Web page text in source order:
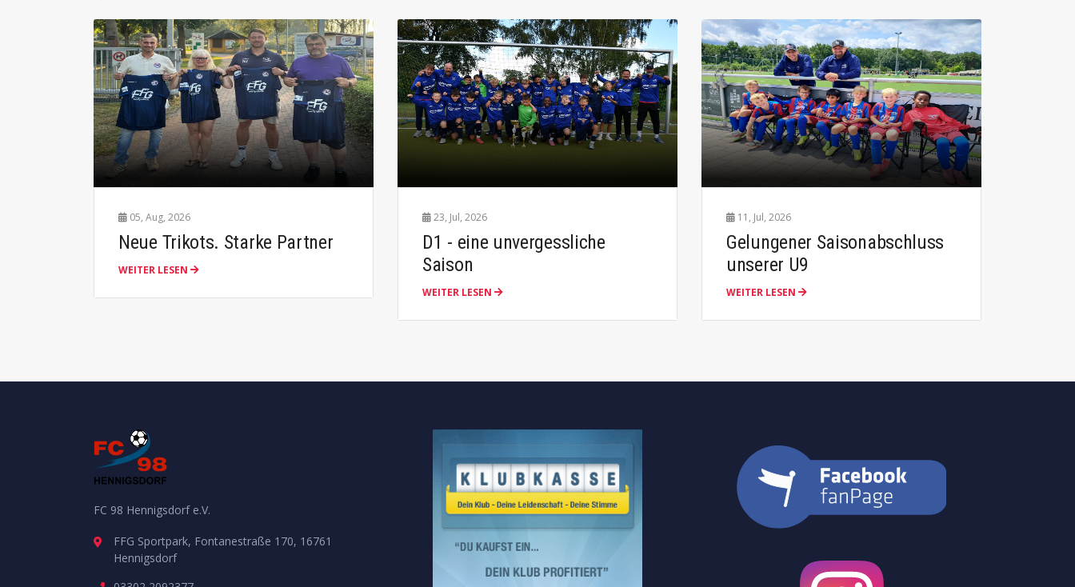
05, Aug, 2026
Neue Trikots. Starke Partner
WEITER LESEN
23, Jul, 2026
D1 - eine unvergessliche
Saison
WEITER LESEN
11, Jul, 2026
Gelungener Saisonabschluss
unserer U9
WEITER LESEN
FC 98 Hennigsdorf e.V.
FFG Sportpark, Fontanestraße 170, 16761
Hennigsdorf